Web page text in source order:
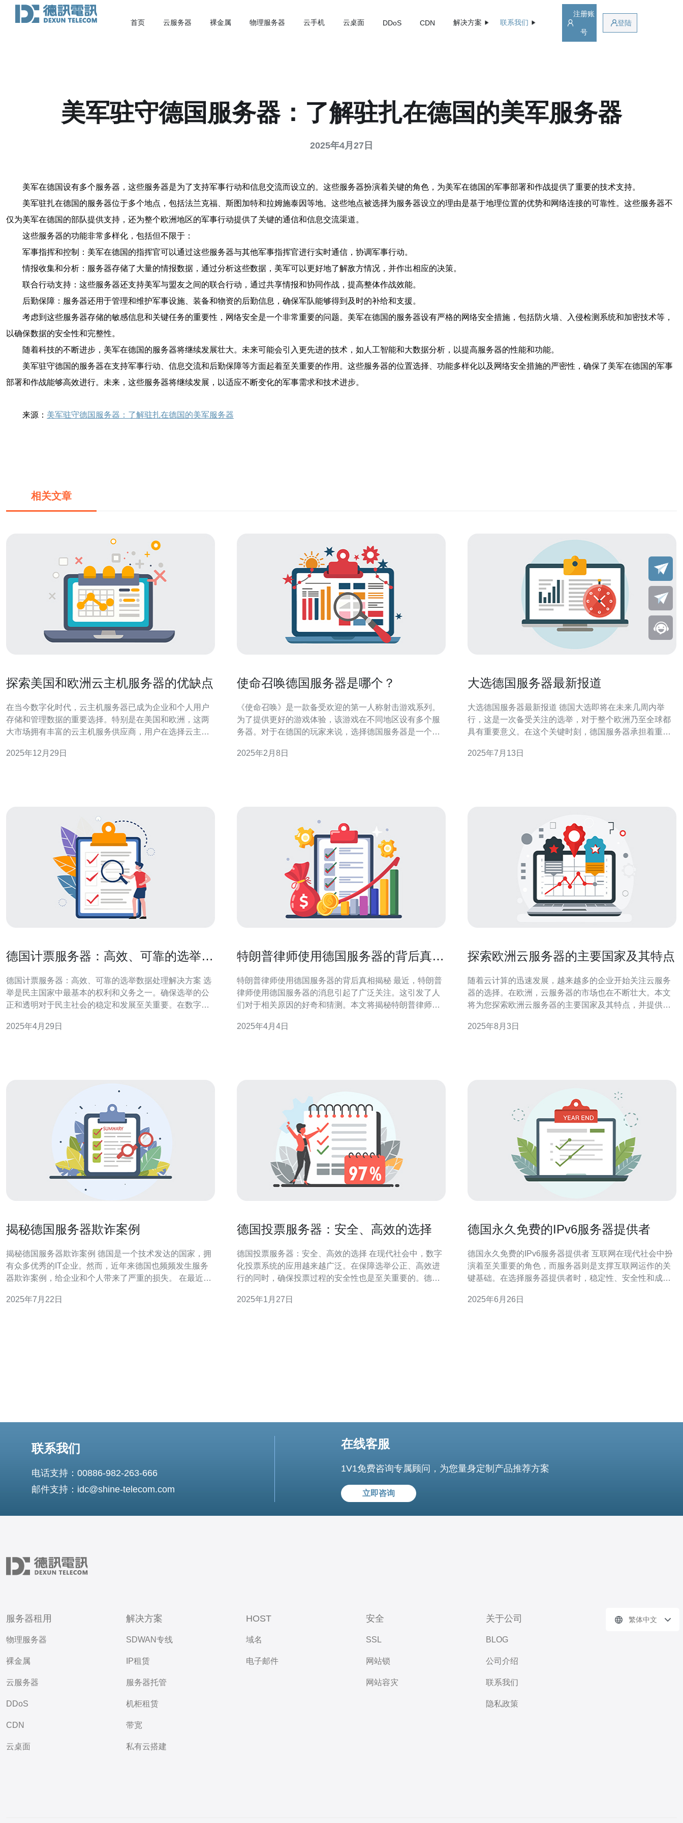
首页 云服务器 裸金属 物理服务器 云手机 云桌面 DDoS CDN 解决方案 联系我们
注册账
号
登陆
美军驻守德国服务器：了解驻扎在德国的美军服务器
2025年4月27日
美军在德国设有多个服务器，这些服务器是为了支持军事行动和信息交流而设立的。这些服务器扮演着关键的角色，为美军在德国的军事部署和作战提供了重要的技术支持。
美军驻扎在德国的服务器位于多个地点，包括法兰克福、斯图加特和拉姆施泰因等地。这些地点被选择为服务器设立的理由是基于地理位置的优势和网络连接的可靠性。这些服务器不
仅为美军在德国的部队提供支持，还为整个欧洲地区的军事行动提供了关键的通信和信息交流渠道。
这些服务器的功能非常多样化，包括但不限于：
军事指挥和控制：美军在德国的指挥官可以通过这些服务器与其他军事指挥官进行实时通信，协调军事行动。
情报收集和分析：服务器存储了大量的情报数据，通过分析这些数据，美军可以更好地了解敌方情况，并作出相应的决策。
联合行动支持：这些服务器还支持美军与盟友之间的联合行动，通过共享情报和协同作战，提高整体作战效能。
后勤保障：服务器还用于管理和维护军事设施、装备和物资的后勤信息，确保军队能够得到及时的补给和支援。
考虑到这些服务器存储的敏感信息和关键任务的重要性，网络安全是一个非常重要的问题。美军在德国的服务器设有严格的网络安全措施，包括防火墙、入侵检测系统和加密技术等，
以确保数据的安全性和完整性。
随着科技的不断进步，美军在德国的服务器将继续发展壮大。未来可能会引入更先进的技术，如人工智能和大数据分析，以提高服务器的性能和功能。
美军驻守德国的服务器在支持军事行动、信息交流和后勤保障等方面起着至关重要的作用。这些服务器的位置选择、功能多样化以及网络安全措施的严密性，确保了美军在德国的军事
部署和作战能够高效进行。未来，这些服务器将继续发展，以适应不断变化的军事需求和技术进步。
来源： 美军驻守德国服务器：了解驻扎在德国的美军服务器
相关文章
探索美国和欧洲云主机服务器的优缺点
在当今数字化时代，云主机服务器已成为企业和个人用户
存储和管理数据的重要选择。特别是在美国和欧洲，这两
大市场拥有丰富的云主机服务供应商，用户在选择云主机
服务器的优缺点，帮助您做出明智的决策。 首先，我们来
2025年12月29日
使命召唤德国服务器是哪个？
《使命召唤》是一款备受欢迎的第一人称射击游戏系列。
为了提供更好的游戏体验，该游戏在不同地区设有多个服
务器。对于在德国的玩家来说，选择德国服务器是一个明
国服务器位于欧洲中心位置，使得玩家可以享受到较低的
2025年2月8日
大选德国服务器最新报道
大选德国服务器最新报道 德国大选即将在未来几周内举
行，这是一次备受关注的选举，对于整个欧洲乃至全球都
具有重要意义。在这个关键时刻，德国服务器承担着重要
稳定传输，德国服务器进行了大量的准备工作。他们不仅
2025年7月13日
德国计票服务器：高效、可靠的选举数
德国计票服务器：高效、可靠的选举数据处理解决方案 选
举是民主国家中最基本的权利和义务之一。确保选举的公
正和透明对于民主社会的稳定和发展至关重要。在数字化
国计票服务器作为一种高效、可靠的选举数据处理解决方
2025年4月29日
特朗普律师使用德国服务器的背后真相
特朗普律师使用德国服务器的背后真相揭秘 最近，特朗普
律师使用德国服务器的消息引起了广泛关注。这引发了人
们对于相关原因的好奇和猜测。本文将揭秘特朗普律师使
据保护法规而闻名。德国的数据保护法规要求服务提供商
2025年4月4日
探索欧洲云服务器的主要国家及其特点
随着云计算的迅速发展，越来越多的企业开始关注云服务
器的选择。在欧洲，云服务器的市场也在不断壮大。本文
将为您探索欧洲云服务器的主要国家及其特点，并提供详
服务器时，首先需要考虑的是国家的选择。以下是几个主
2025年8月3日
揭秘德国服务器欺诈案例
揭秘德国服务器欺诈案例 德国是一个技术发达的国家，拥
有众多优秀的IT企业。然而，近年来德国也频频发生服务
器欺诈案例，给企业和个人带来了严重的损失。 在最近的
器租赁服务，吸引了许多客户。然而，实际情况是，他们
2025年7月22日
德国投票服务器：安全、高效的选择
德国投票服务器：安全、高效的选择 在现代社会中，数字
化投票系统的应用越来越广泛。在保障选举公正、高效进
行的同时，确保投票过程的安全性也是至关重要的。德国
德国投票服务器采用了先进的安全技术，保护选民的隐私
2025年1月27日
德国永久免费的IPv6服务器提供者
德国永久免费的IPv6服务器提供者 互联网在现代社会中扮
演着至关重要的角色，而服务器则是支撑互联网运作的关
键基础。在选择服务器提供者时，稳定性、安全性和成本
费IPv6服务器的服务商。 这家德国服务商提供永久免费的
2025年6月26日
联系我们
电话支持：00886-982-263-666
邮件支持：idc@shine-telecom.com
在线客服
1V1免费咨询专属顾问，为您量身定制产品推荐方案
立即咨询
服务器租用
物理服务器
裸金属
云服务器
DDoS
CDN
云桌面
解决方案
SDWAN专线
IP租赁
服务器托管
机柜租赁
带宽
私有云搭建
HOST
域名
电子邮件
安全
SSL
网站锁
网站容灾
关于公司
BLOG
公司介绍
联系我们
隐私政策
繁体中文